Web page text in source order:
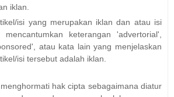
iklan.
isi yang merupakan iklan dan atau isi
keterangan 'advertorial',
atau kata lain yang menjelaskan
isi tersebut adalah iklan.
hak cipta sebagaimana diatur